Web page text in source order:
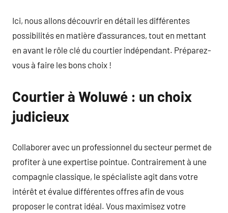
Ici, nous allons découvrir en détail les différentes
possibilités en matière d’assurances, tout en mettant
en avant le rôle clé du courtier indépendant. Préparez-
vous à faire les bons choix !
Courtier à Woluwé : un choix
judicieux
Collaborer avec un professionnel du secteur permet de
profiter à une expertise pointue. Contrairement à une
compagnie classique, le spécialiste agit dans votre
intérêt et évalue différentes offres afin de vous
proposer le contrat idéal. Vous maximisez votre